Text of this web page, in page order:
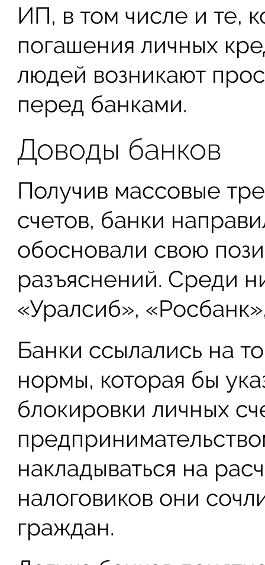
ИП, в том числе и те,
погашения личных
людей возникают
перед банками.
Доводы банков
Получив массовые
счетов, банки
обосновали свою
разъяснений. Среди
«Уралсиб»,
Банки ссылались на
нормы, которая бы
блокировки личных
накладываться на
налоговиков они
граждан.